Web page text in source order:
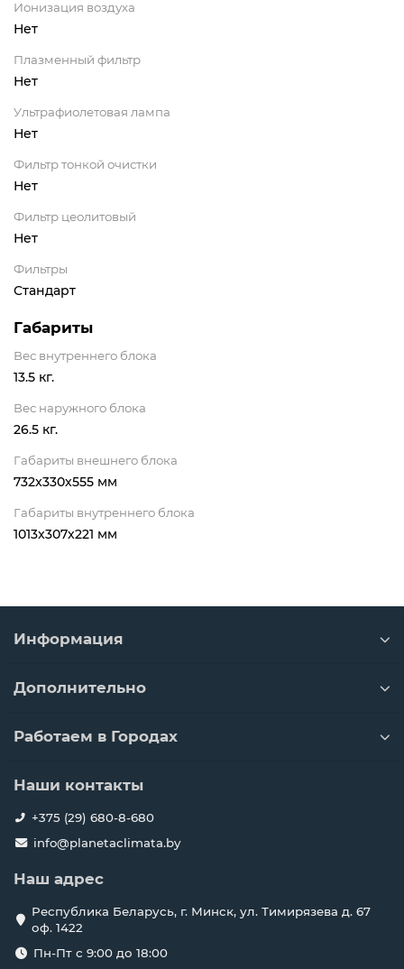
Ионизация воздуха
Нет
Плазменный фильтр
Нет
Ультрафиолетовая лампа
Нет
Фильтр тонкой очистки
Нет
Фильтр цеолитовый
Нет
Фильтры
Стандарт
Габариты
Вес внутреннего блока
13.5 кг.
Вес наружного блока
26.5 кг.
Габариты внешнего блока
732x330x555 мм
Габариты внутреннего блока
1013x307x221 мм
Информация
Дополнительно
Работаем в Городах
Наши контакты
+375 (29) 680-8-680
info@planetaclimata.by
Наш адрес
Республика Беларусь, г. Минск, ул. Тимирязева д. 67
оф. 1422
Пн-Пт с 9:00 до 18:00